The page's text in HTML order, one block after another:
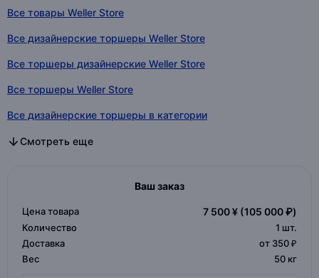
Все товары Weller Store
Все дизайнерские торшеры Weller Store
Все торшеры дизайнерские Weller Store
Все торшеры Weller Store
Все дизайнерские торшеры в категории
Все торшеры дизайнерские в категории
Все торшеры в категории
Смотреть еще
Ваш заказ
Цена товара 7 500 ¥ (105 000 ₽)
Количество 1 шт.
Доставка
от 350 ₽
Вес
50 кг